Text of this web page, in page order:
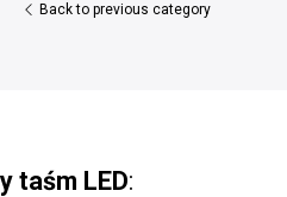
Back to previous category
taśm LED: